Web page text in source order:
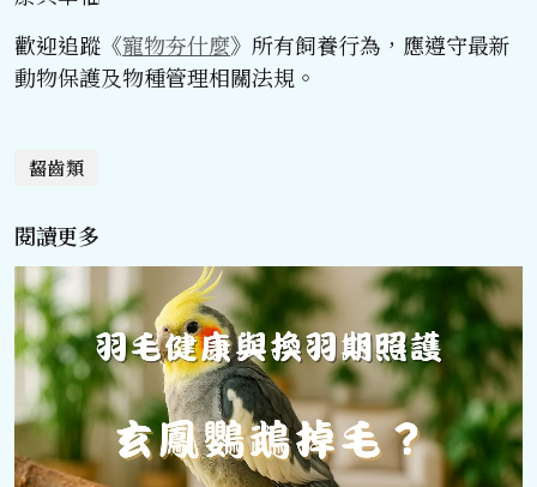
歡迎追蹤《寵物夯什麼》所有飼養行為，應遵守最新
動物保護及物種管理相關法規。
齧齒類
閱讀更多